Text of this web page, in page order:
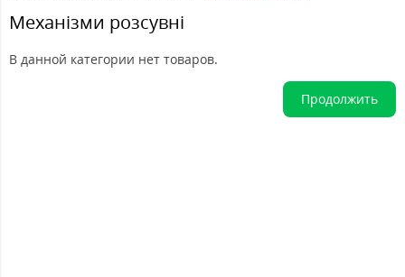
Механізми розсувні
В данной категории нет товаров.
Продолжить